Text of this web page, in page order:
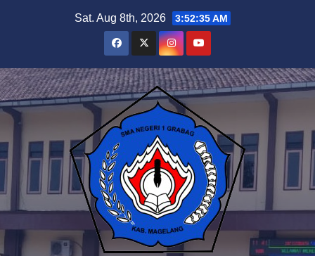
Sat. Aug 8th, 2026 3:52:36 AM